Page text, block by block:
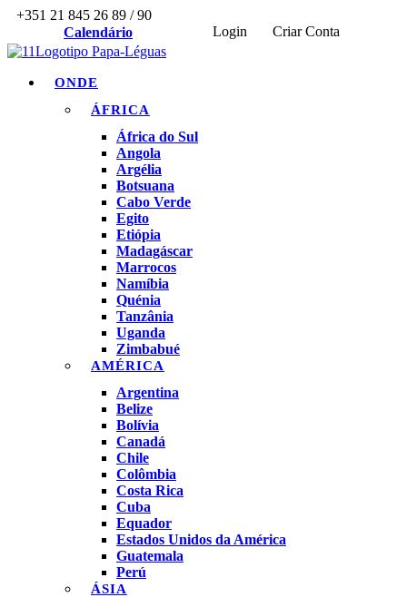
+351 21 845 26 89 / 90
Calendário
Login Criar Conta
ONDE
ÁFRICA
África do Sul
Angola
Argélia
Botsuana
Cabo Verde
Egito
Etiópia
Madagáscar
Marrocos
Namíbia
Quénia
Tanzânia
Uganda
Zimbabué
AMÉRICA
Argentina
Belize
Bolívia
Canadá
Chile
Colômbia
Costa Rica
Cuba
Equador
Estados Unidos da América
Guatemala
Perú
ÁSIA